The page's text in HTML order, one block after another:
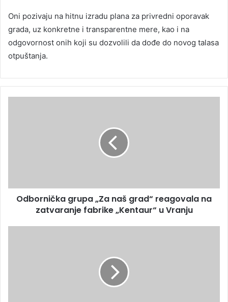
Oni pozivaju na hitnu izradu plana za privredni oporavak
grada, uz konkretne i transparentne mere, kao i na
odgovornost onih koji su dozvolili da dođe do novog talasa
otpuštanja.
Odbornička grupa „Za naš grad“ reagovala na
zatvaranje fabrike „Kentaur“ u Vranju